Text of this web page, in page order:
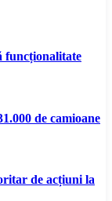
funcționalitate
de camioane
de acțiuni la